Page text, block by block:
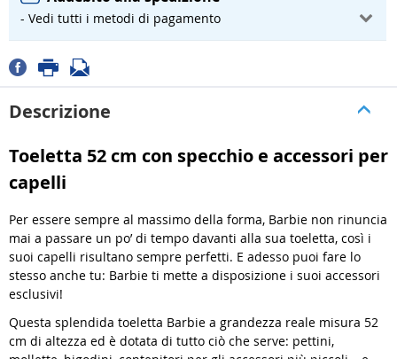
- Vedi tutti i metodi di pagamento
Descrizione
Toeletta 52 cm con specchio e accessori per
capelli
Per essere sempre al massimo della forma, Barbie non rinuncia
mai a passare un po’ di tempo davanti alla sua toeletta, così i
suoi capelli risultano sempre perfetti. E adesso puoi fare lo
stesso anche tu: Barbie ti mette a disposizione i suoi accessori
esclusivi!
Questa splendida toeletta Barbie a grandezza reale misura 52
cm di altezza ed è dotata di tutto ciò che serve: pettini,